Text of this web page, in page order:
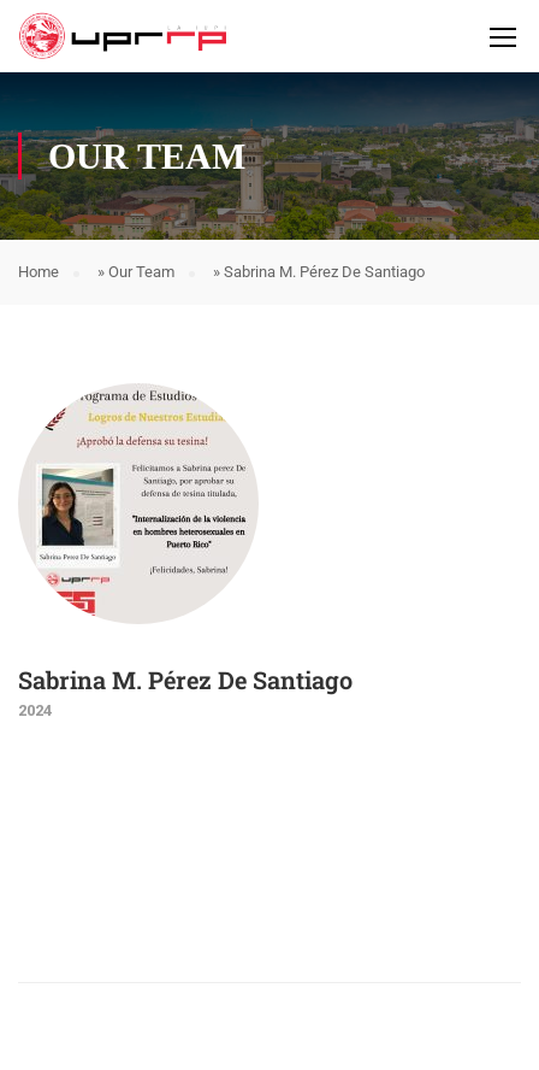
OUR TEAM
Home » Our Team » Sabrina M. Pérez De Santiago
Sabrina M. Pérez De Santiago
2024